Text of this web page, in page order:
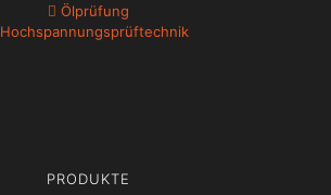
Ölprüfung
Hochspannungs­prüftechnik
PRODUKTE